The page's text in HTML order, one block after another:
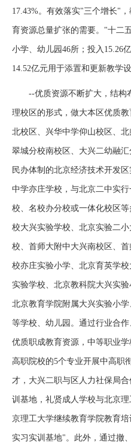
17.43%。有效落实"三个增长"
育资源总量扩张的需要。"十二
小学、幼儿园46所；投入15.26
14.52亿元用于添置和更新教学
--优质资源不断扩大，结构
理校区的形式，做大本区优质
北校区、兴华中学仰山校区、
翠城分校南校区、大兴二幼融
民办体制的北京经济技术开发
中学亦庄学校，与北京二中实
校、名校办分校或一体化校区
校大兴实验学校、北京实验二
校、首师大附中大兴南校区、
校亦庄实验小学、北京育英学
实验学校、北京教科院大兴实
北京教育学院附属大兴实验小
等学校、幼儿园。通过行业合
优质职成教育资源，中等职业
高职院校的5个专业开展中高职
才，大兴二职与区人力社保局
训基地，礼贤成人学校与北京
京理工大学继续教育学院教育
实习实训基地"。此外，通过撤